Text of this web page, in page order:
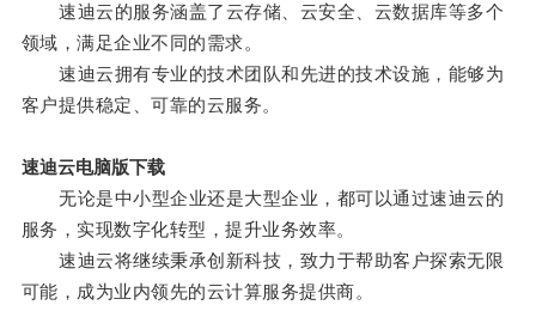
速迪云的服务涵盖了云存储、云安全、云数据库等多个
领域，满足企业不同的需求。
速迪云拥有专业的技术团队和先进的技术设施，能够为
客户提供稳定、可靠的云服务。
速迪云电脑版下载
无论是中小型企业还是大型企业，都可以通过速迪云的
服务，实现数字化转型，提升业务效率。
速迪云将继续秉承创新科技，致力于帮助客户探索无限
可能，成为业内领先的云计算服务提供商。